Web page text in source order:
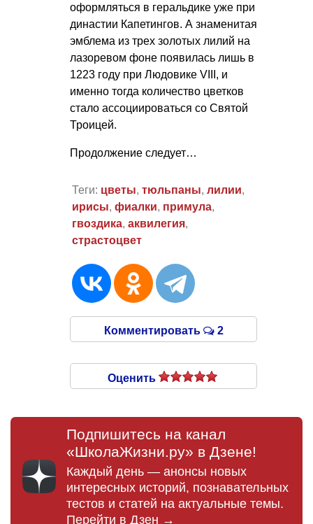
оформляться в геральдике уже при
династии Капетингов. А знаменитая
эмблема из трех золотых лилий на
лазоревом фоне появилась лишь в
1223 году при Людовике VIII, и
именно тогда количество цветков
стало ассоциироваться со Святой
Троицей.
Продолжение следует…
Теги: цветы, тюльпаны, лилии,
ирисы, фиалки, примула,
гвоздика, аквилегия,
страстоцвет
Комментировать 2
Оценить
Подпишитесь на канал
«ШколаЖизни.ру» в Дзене!
Каждый день — анонсы новых
интересных историй, познавательных
тестов и статей на актуальные темы.
Перейти в Дзен →